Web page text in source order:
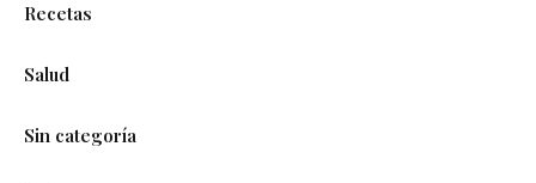
Recetas
Salud
Sin categoría